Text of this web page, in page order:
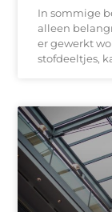
In sommige
alleen
er gewerkt
stofdeeltjes,